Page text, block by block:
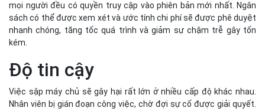
mọi người đều có quyền truy cập vào phiên bản mới nhất. Ngân
sách có thể được xem xét và ước tính chi phí sẽ được phê duyệt
nhanh chóng, tăng tốc quá trình và giảm sự chậm trễ gây tốn
kém.
Độ tin cậy
Việc sập máy chủ sẽ gây hại rất lớn ở nhiều cấp độ khác nhau.
Nhân viên bị gián đoạn công việc, chờ đợi sự cố được giải quyết.